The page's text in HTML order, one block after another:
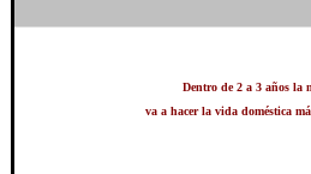
Dentro de 2 a 3 años la
va a hacer la vida doméstica